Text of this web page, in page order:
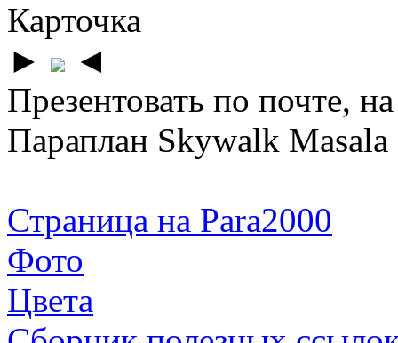
Карточка
►
◄
Презентовать по почте,
Параплан Skywalk
Страница на Para2000
Фото
Цвета